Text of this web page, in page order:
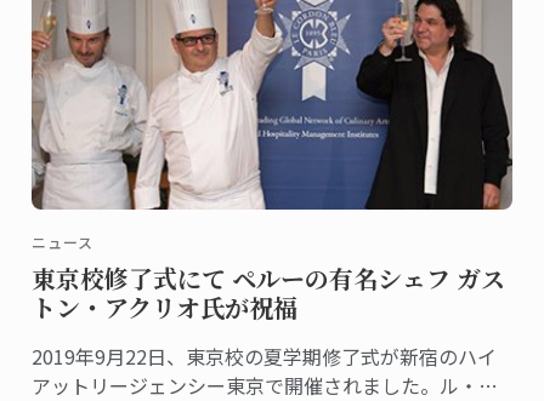
ニュース
東京校修了式にて ペルーの有名シェフ ガス
トン・アクリオ氏が祝福
2019年9月22日、東京校の夏学期修了式が新宿のハイ
アットリージェンシー東京で開催されました。ル・コ